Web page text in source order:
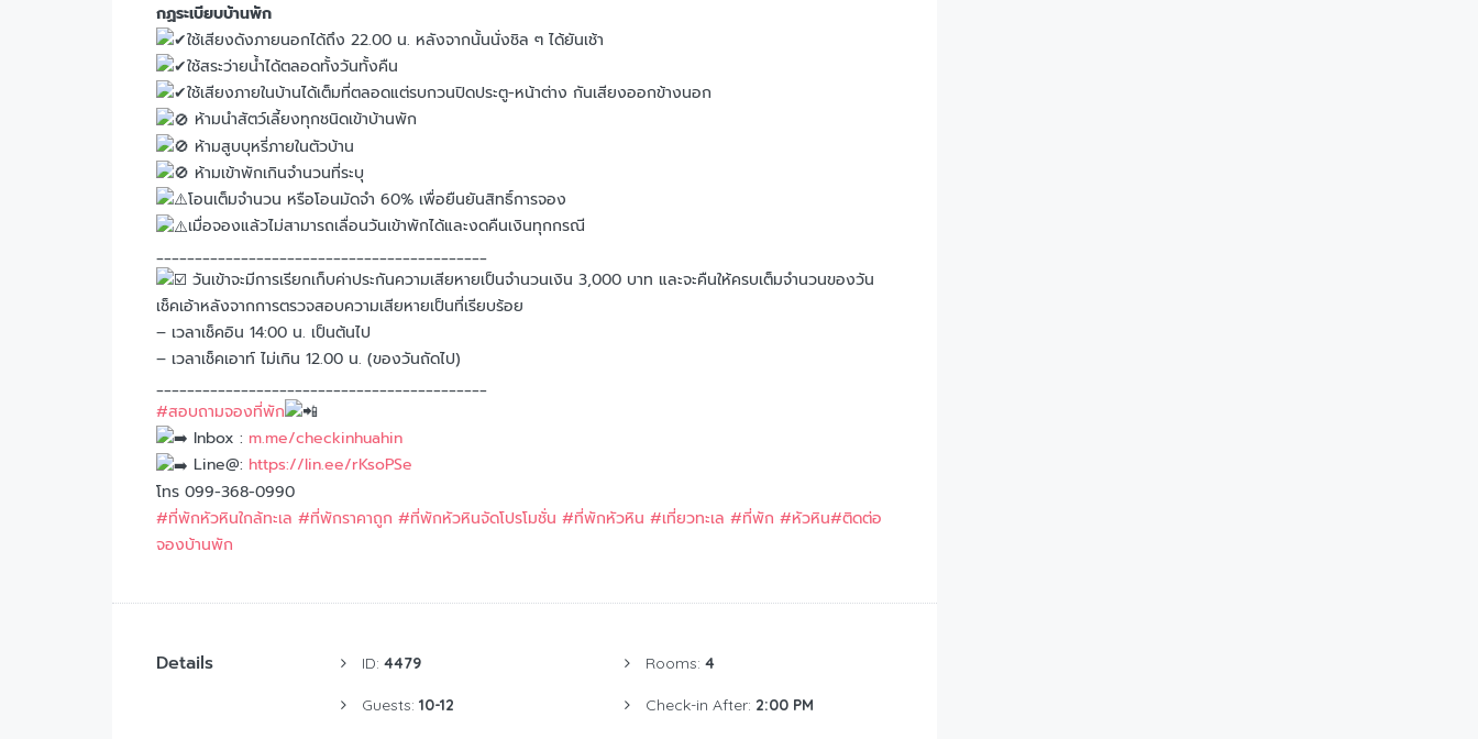
กฏระเบียบบ้านพัก
ใช้เสียงดังภายนอกได้ถึง 22.00 น. หลังจากนั้นนั่งชิล ๆ ได้ยันเช้า
ใช้สระว่ายน้ำได้ตลอดทั้งวันทั้งคืน
ใช้เสียงภายในบ้านได้เต็มที่ตลอดแต่รบกวนปิดประตู-หน้าต่าง กันเสียงออกข้างนอก
ห้ามนำสัตว์เลี้ยงทุกชนิดเข้าบ้านพัก
ห้ามสูบบุหรี่ภายในตัวบ้าน
ห้ามเข้าพักเกินจำนวนที่ระบุ
โอนเต็มจำนวน หรือโอนมัดจำ 60% เพื่อยืนยันสิทธิ์การจอง
เมื่อจองแล้วไม่สามารถเลื่อนวันเข้าพักได้และงดคืนเงินทุกกรณี
___________________________________________
วันเข้าจะมีการเรียกเก็บค่าประกันความเสียหายเป็นจำนวนเงิน 3,000 บาท และจะคืนให้ครบเต็มจำนวนของวัน
เช็คเอ้าหลังจากการตรวจสอบความเสียหายเป็นที่เรียบร้อย
– เวลาเช็คอิน 14:00 น. เป็นต้นไป
– เวลาเช็คเอาท์ ไม่เกิน 12.00 น. (ของวันถัดไป)
___________________________________________
#สอบถามจองที่พัก
Inbox : m.me/checkinhuahin
Line@: https://lin.ee/rKsoPSe
โทร 099-368-0990
#ที่พักหัวหินใกล้ทะเล #ที่พักราคาถูก #ที่พักหัวหินจัดโปรโมชั่น #ที่พักหัวหิน #เที่ยวทะเล #ที่พัก #หัวหิน#ติดต่อ
จองบ้านพัก
Details ID: 4479
Guests: 10-12
Rooms: 4
Check-in After: 2:00 PM